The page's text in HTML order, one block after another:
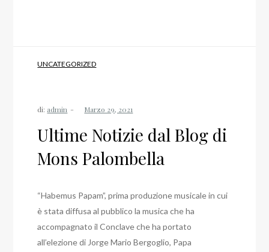
UNCATEGORIZED
di: admin
Ultime Notizie dal Blog di
Mons Palombella
“Habemus Papam”, prima produzione musicale in cui
è stata diffusa al pubblico la musica che ha
accompagnato il Conclave che ha portato
all’elezione di Jorge Mario Bergoglio, Papa